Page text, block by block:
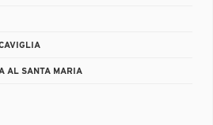
AL SANTA MARIA